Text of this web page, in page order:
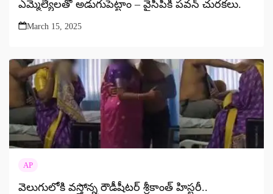
ఎమ్మెల్యేలతో అడుగుపెట్టాం – వైసీపీకి పవన్ చురకలు.
March 15, 2025
AP
వెలుగులోకి వస్తోన్న రౌడీషీటర్ శ్రీకాంత్ హిస్టరీ..